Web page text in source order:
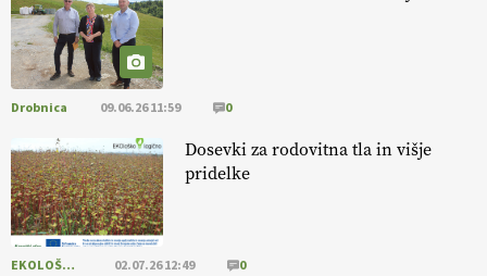
Drobnica 09.06.26 11:59 0
Dosevki za rodovitna tla in višje
pridelke
EKOLOŠKO LOGIČNO 02.07.26 12:49 0